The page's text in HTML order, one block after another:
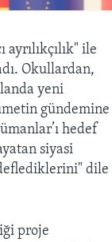
ile
Okullardan,
yeni
gündemine
hedef
siyasi
dile
proje